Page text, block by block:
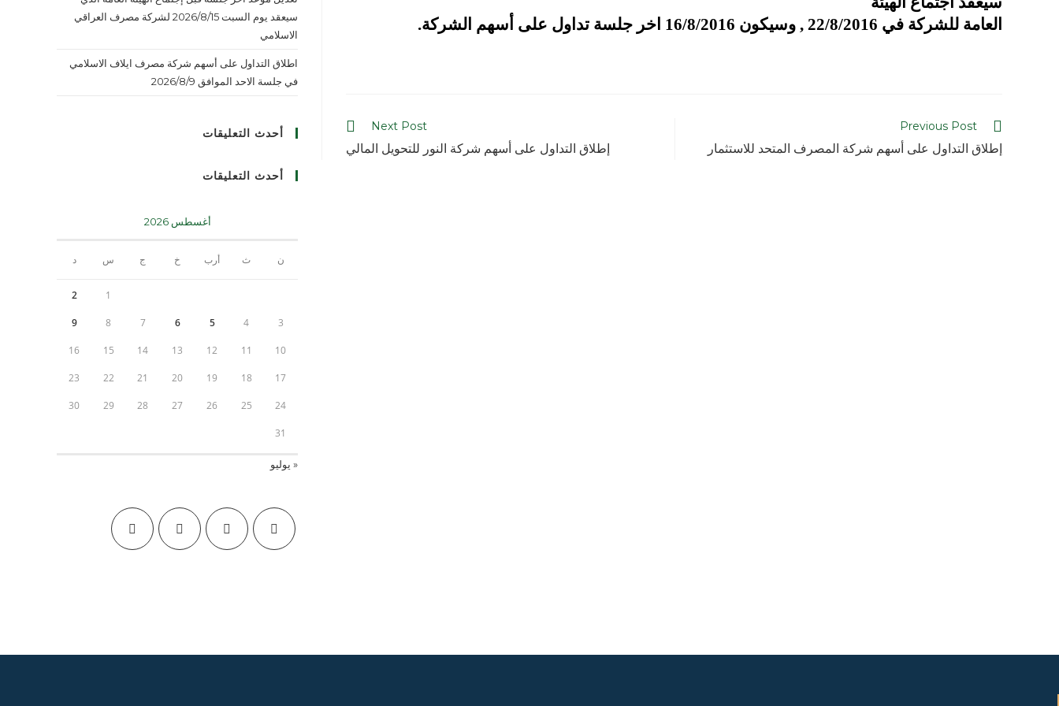
العامة للشركة في 22/8/2016 , وسيكون 16/8/2016 اخر جلسة تداول على أسهم الشركة.
Previous Post
إطلاق التداول على أسهم شركة المصرف المتحد للاستثمار
Next Post
إطلاق التداول على أسهم شركة النور للتحويل المالي
سيعقد يوم السبت 2026/8/15 لشركة مصرف العراقي
الاسلامي
اطلاق التداول على أسهم شركة مصرف ايلاف الاسلامي
في جلسة الاحد الموافق 2026/8/9
أحدث التعليقات
أحدث التعليقات
أغسطس 2026
ن ث أرب خ ج س د
1
2
3
4
5
6
7
8
9
10
11
12
13
14
15
16
17
18
19
20
21
22
23
24
25
26
27
28
29
30
31
« يوليو